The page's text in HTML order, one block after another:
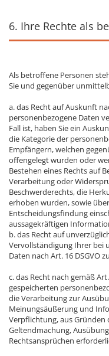
6. Ihre Rechte als
Als betroffene Personen
Sie und gegenüber
a. das Recht auf Auskunft
personenbezogene Daten
Fall ist, haben Sie ein
die Kategorie der
Empfängern, welchen
offengelegt wurden oder
Bestehen eines Rechts auf
Verarbeitung oder
Beschwerderechts, die
erhoben wurden, sowie
Entscheidungsfindung
aussagekräftigen
b. das Recht auf
Vervollständigung Ihrer bei
Daten nach Art. 16 DSGVO
c. das Recht nach gemäß
gespeicherten
die Verarbeitung zur
Meinungsäußerung und
Verpflichtung, aus
Geltendmachung,
Rechtsansprüchen